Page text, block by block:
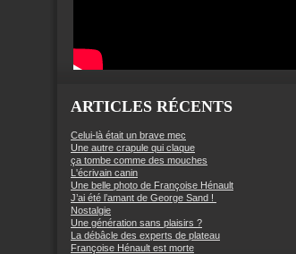
ARTICLES RÉCENTS
Celui-là était un brave mec
Une autre crapule qui claque
ça tombe comme des mouches
L'écrivain canin
Une belle photo de Françoise Hénault
J’ai été l’amant de George Sand !
Nostalgie
Une génération sans plaisirs ?
La débâcle des experts de plateau
Françoise Hénault est morte